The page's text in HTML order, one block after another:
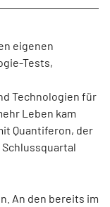
eigenen
Tests,
Technologien für
Leben kam
Quantiferon, der
An den bereits im